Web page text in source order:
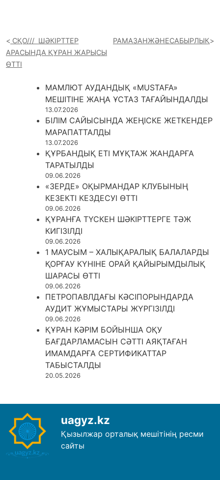
СҚО/// ШӘКІРТТЕР
АРАСЫНДА ҚҰРАН ЖАРЫСЫ
ӨТТІ
РАМАЗАНЖӘНЕСАБЫРЛЫҚ
МАМЛЮТ АУДАНДЫҚ «MUSTAFA»
МЕШІТІНЕ ЖАҢА ҰСТАЗ ТАҒАЙЫНДАЛДЫ
13.07.2026
БІЛІМ САЙЫСЫНДА ЖЕҢІСКЕ ЖЕТКЕНДЕР
МАРАПАТТАЛДЫ
13.07.2026
ҚҰРБАНДЫҚ ЕТІ МҰҚТАЖ ЖАНДАРҒА
ТАРАТЫЛДЫ
09.06.2026
«ЗЕРДЕ» ОҚЫРМАНДАР КЛУБЫНЫҢ
КЕЗЕКТІ КЕЗДЕСУІ ӨТТІ
09.06.2026
ҚҰРАНҒА ТҮСКЕН ШӘКІРТТЕРГЕ ТӘЖ
КИГІЗІЛДІ
09.06.2026
1 МАУСЫМ – ХАЛЫҚАРАЛЫҚ БАЛАЛАРДЫ
ҚОРҒАУ КҮНІНЕ ОРАЙ ҚАЙЫРЫМДЫЛЫҚ
ШАРАСЫ ӨТТІ
09.06.2026
ПЕТРОПАВЛДАҒЫ КӘСІПОРЫНДАРДА
АУДИТ ЖҰМЫСТАРЫ ЖҮРГІЗІЛДІ
09.06.2026
ҚҰРАН КӘРІМ БОЙЫНША ОҚУ
БАҒДАРЛАМАСЫН СӘТТІ АЯҚТАҒАН
ИМАМДАРҒА СЕРТИФИКАТТАР
ТАБЫСТАЛДЫ
20.05.2026
uagyz.kz
Қызылжар орталық мешітінің ресми
сайты